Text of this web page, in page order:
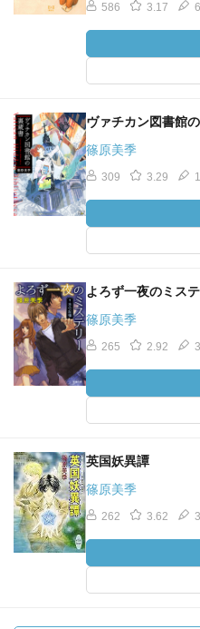
586 3.17
ヴァチカン図書館
篠原美季
309 3.29
よろず一夜のミス
篠原美季
265 2.92
英国妖異譚
篠原美季
262 3.62